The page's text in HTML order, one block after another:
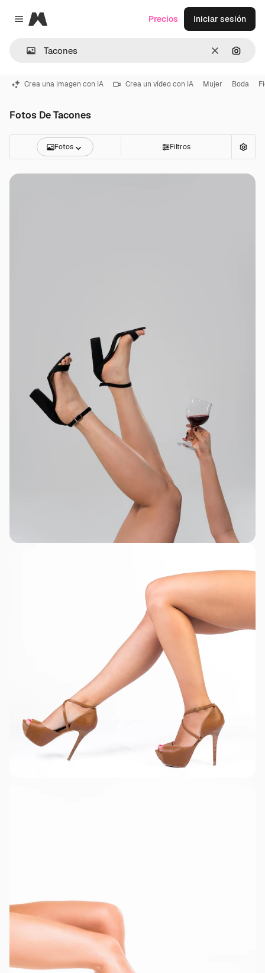
Close menu
Magnific
Borrar
Precios Iniciar sesión
Crea una imagen con IA Crea un vídeo con IA Mujer Boda
Fotos De Tacones
Fotos Filtros